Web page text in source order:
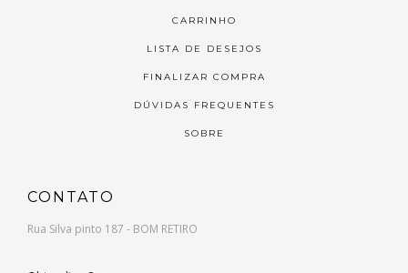
CARRINHO
LISTA DE DESEJOS
FINALIZAR COMPRA
DÚVIDAS FREQUENTES
SOBRE
CONTATO
Rua Silva pinto 187 - BOM RETIRO